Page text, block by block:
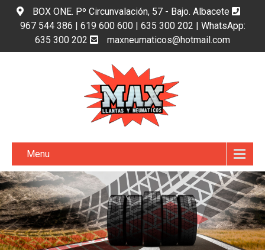
BOX ONE. Pº Circunvalación, 57 - Bajo. Albacete
967 544 386 | 619 600 600 | 635 300 202 | WhatsApp:
635 300 202
maxneumaticos@hotmail.com
Menu